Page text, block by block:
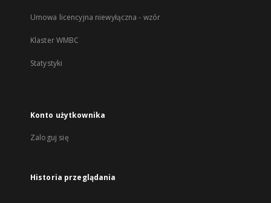
Umowa licencyjna niewyłączna - wzór
Klaster WMBC
Statystyki
Konto użytkownika
Zaloguj się
Historia przeglądania